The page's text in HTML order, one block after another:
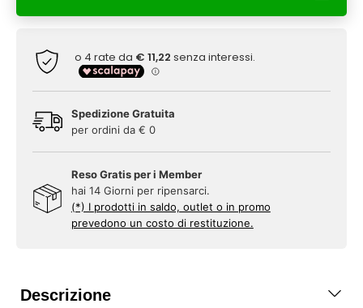
Spedizione Gratuita
per ordini da € 0
Reso Gratis per i Member
hai 14 Giorni per ripensarci.
(*) I prodotti in saldo, outlet o in promo
prevedono un costo di restituzione.
Descrizione